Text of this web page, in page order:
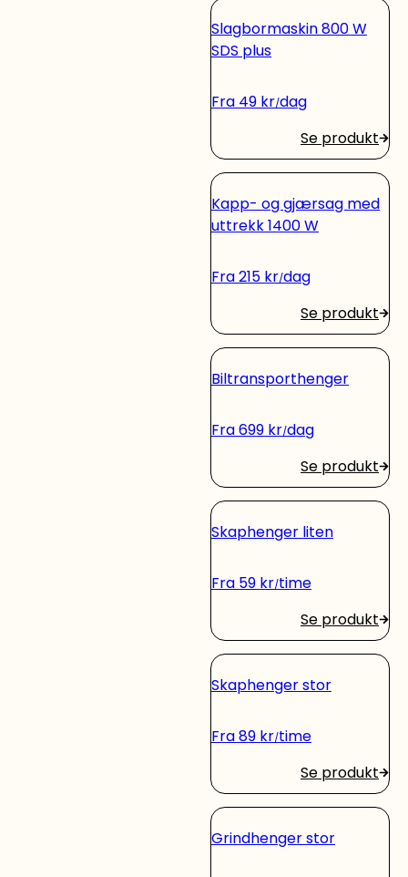
Slagbormaskin 800 W
SDS plus
Fra 49 kr dag
Se produkt
Kapp- og gjærsag med
uttrekk 1400 W
Fra215 kr dag
Se produkt
Biltransporthenger
Fra699 kr dag
Se produkt
Skaphenger liten
Fra 59 kr time
Se produkt
Skaphenger stor
Fra89 kr time
Se produkt
Grindhenger stor